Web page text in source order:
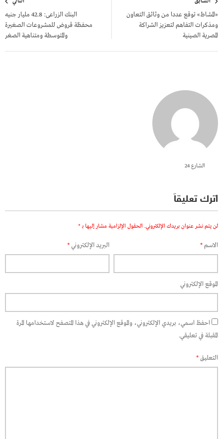
المقالات
«المشاط» توقع عددا من وثائق التعاون
ومذكرات التفاهم لتعزيز الشراكة
المصرية الصينية
البنك الزراعى: 42.8 مليار جنيه
محفظة قروض للمشروعات الصغيرة
والمتوسطة ومتناهية الصغر
الشارع 24
اترك تعليقاً
لن يتم نشر عنوان بريدك الإلكتروني. الحقول الإلزامية مشار إليها بـ *
الاسم* البريد الإلكتروني*
الموقع الإلكتروني
احفظ اسمي، بريدي الإلكتروني، والموقع الإلكتروني في هذا المتصفح لاستخدامها المرة
المقبلة في تعليقي.
التعليق*